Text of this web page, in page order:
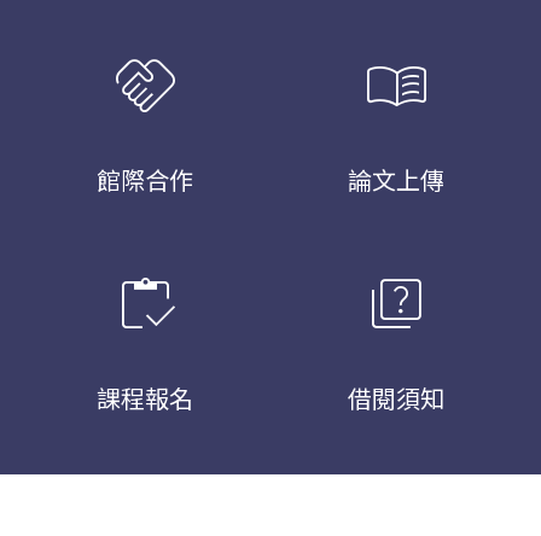
handshake
館際合作
menu_book
論文上傳
inventory
課程報名
quiz
借閱須知